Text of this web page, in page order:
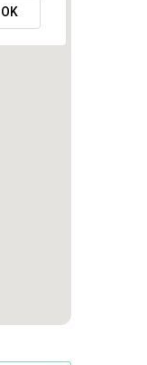
OK